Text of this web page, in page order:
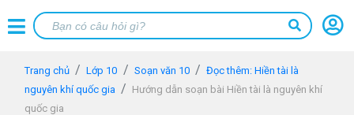
Trang chủ Lớp 10 Soạn văn 10
Đọc thêm: Hiền tài là
nguyên khí quốc gia
Hướng dẫn soạn bài Hiền tài là nguyên khí
quốc gia